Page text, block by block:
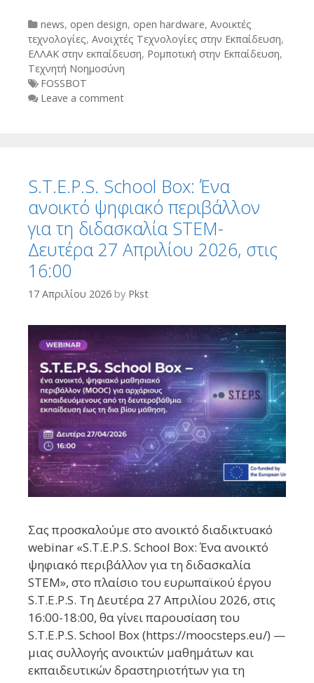
Categories
news, open design, open hardware, Ανοικτές
τεχνολογίες, Ανοιχτές Τεχνολογίες στην Εκπαίδευση,
ΕΛΛΑΚ στην εκπαίδευση, Ρομποτική στην Εκπαίδευση,
Τεχνητή Νοημοσύνη
Tags
FOSSBOT
Leave a comment
S.T.E.P.S. School Box: Ένα
ανοικτό ψηφιακό περιβάλλον
για τη διδασκαλία STEM-
Δευτέρα 27 Απριλίου 2026, στις
16:00
17 Απριλίου 2026 by Pkst
Σας προσκαλούμε στο ανοικτό διαδικτυακό
webinar «S.T.E.P.S. School Box: Ένα ανοικτό
ψηφιακό περιβάλλον για τη διδασκαλία
STEM», στο πλαίσιο του ευρωπαϊκού έργου
S.T.E.P.S. Τη Δευτέρα 27 Απριλίου 2026, στις
16:00-18:00, θα γίνει παρουσίαση του
S.T.E.P.S. School Box (https://moocsteps.eu/) —
μιας συλλογής ανοικτών μαθημάτων και
εκπαιδευτικών δραστηριοτήτων για τη